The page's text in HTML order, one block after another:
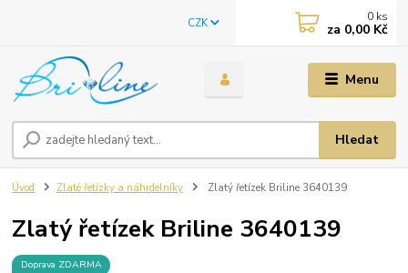
Menu
CZK
Hledat
0 ks
za 0,00 Kč
Úvod Zlaté řetízky a náhrdelníky Zlatý řetízek Briline 3640139
Zlatý řetízek Briline 3640139
Doprava ZDARMA